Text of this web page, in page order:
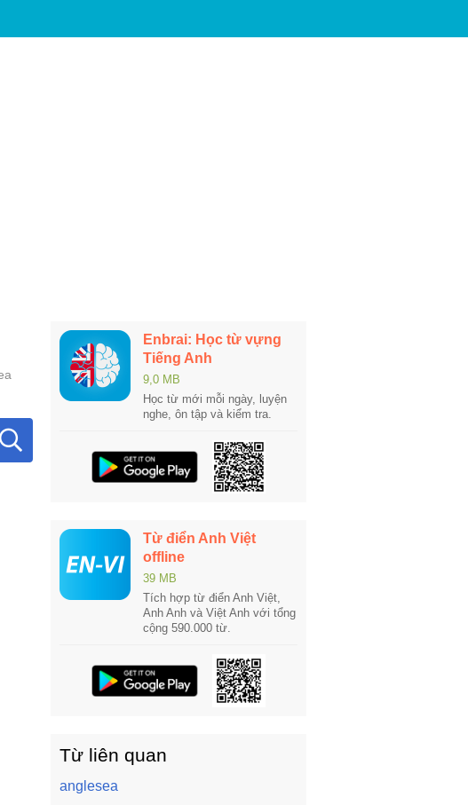
Enbrai: Học từ vựng
Tiếng Anh
9,0 MB
Học từ mới mỗi ngày, luyện
nghe, ôn tập và kiểm tra.
Từ điển Anh Việt
offline
39 MB
Tích hợp từ điển Anh Việt,
Anh Anh và Việt Anh với tổng
cộng 590.000 từ.
Từ liên quan
anglesea